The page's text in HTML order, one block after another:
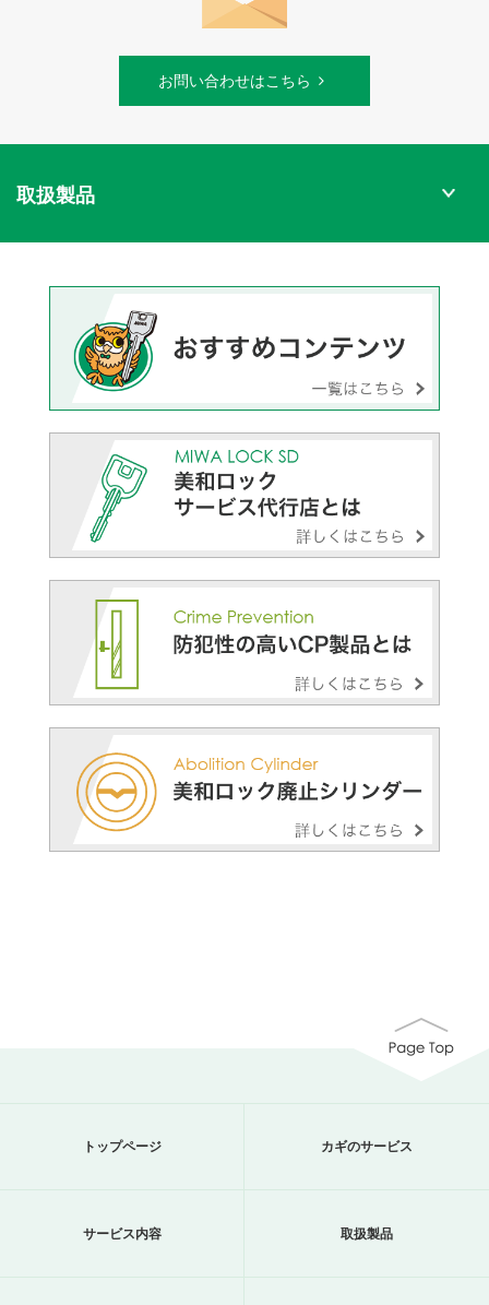
お問い合わせはこちら
取扱製品
トップページ カギのサービス
サービス内容 取扱製品